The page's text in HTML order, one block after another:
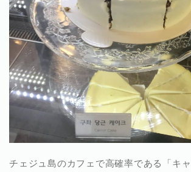
チェジュ島のカフェで高確率である「キャ